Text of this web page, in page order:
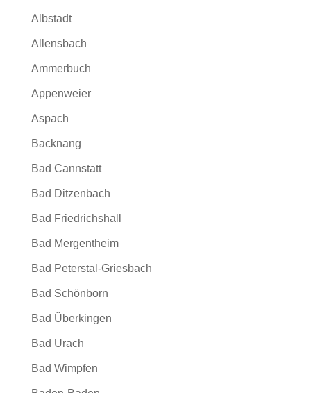
Albstadt
Allensbach
Ammerbuch
Appenweier
Aspach
Backnang
Bad Cannstatt
Bad Ditzenbach
Bad Friedrichshall
Bad Mergentheim
Bad Peterstal-Griesbach
Bad Schönborn
Bad Überkingen
Bad Urach
Bad Wimpfen